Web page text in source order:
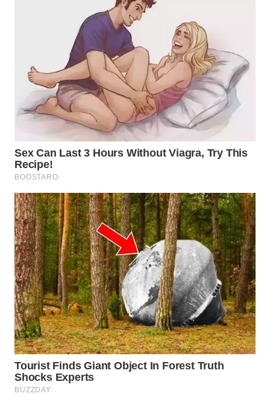
DEPOK
WN
TAPANULI
WN
SAMOSIR
WN
PADANG
LAWAS
WN
SUMEDANG
WN
CIANJUR
WN
KEPULAUAN
SERIBU